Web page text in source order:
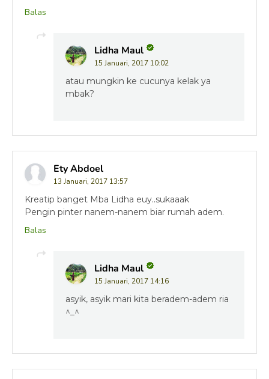
Balas
Lidha Maul
15 Januari, 2017 10:02
atau mungkin ke cucunya kelak ya
mbak?
Ety Abdoel
13 Januari, 2017 13:57
Kreatip banget Mba Lidha euy..sukaaak
Pengin pinter nanem-nanem biar rumah adem.
Balas
Lidha Maul
15 Januari, 2017 14:16
asyik, asyik mari kita beradem-adem ria
^_^